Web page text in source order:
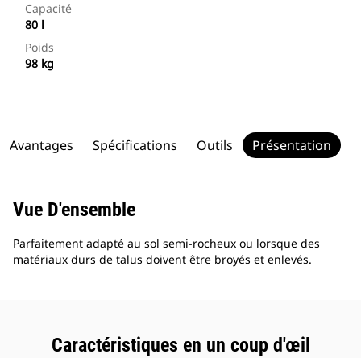
Capacité
80 l
Poids
98 kg
Avantages Spécifications Outils Présentation
Vue D'ensemble
Parfaitement adapté au sol semi-rocheux ou lorsque des
matériaux durs de talus doivent être broyés et enlevés.
Caractéristiques en un coup d'œil